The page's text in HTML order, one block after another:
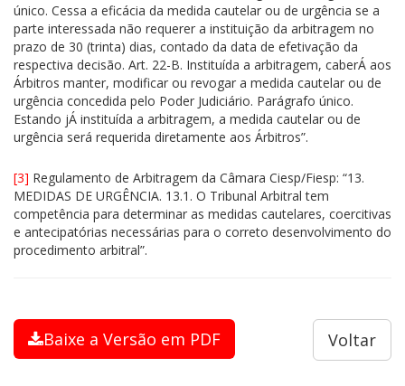
único. Cessa a eficácia da medida cautelar ou de urgência se a
parte interessada não requerer a instituição da arbitragem no
prazo de 30 (trinta) dias, contado da data de efetivação da
respectiva decisão. Art. 22-B. Instituída a arbitragem, caberÁ aos
Árbitros manter, modificar ou revogar a medida cautelar ou de
urgência concedida pelo Poder Judiciário. Parágrafo único.
Estando jÁ instituída a arbitragem, a medida cautelar ou de
urgência será requerida diretamente aos Árbitros”.
[3] Regulamento de Arbitragem da Câmara Ciesp/Fiesp: “13.
MEDIDAS DE URGÊNCIA. 13.1. O Tribunal Arbitral tem
competência para determinar as medidas cautelares, coercitivas
e antecipatórias necessárias para o correto desenvolvimento do
procedimento arbitral”.
Baixe a Versão em PDF Voltar